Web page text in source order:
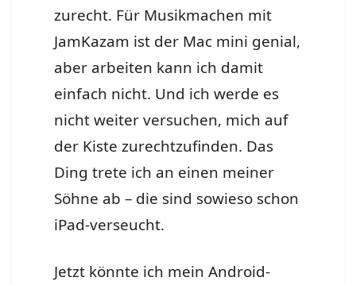
zurecht. Für Musikmachen mit
JamKazam ist der Mac mini genial,
aber arbeiten kann ich damit
einfach nicht. Und ich werde es
nicht weiter versuchen, mich auf
der Kiste zurechtzufinden. Das
Ding trete ich an einen meiner
Söhne ab – die sind sowieso schon
iPad-verseucht.
Jetzt könnte ich mein Android-